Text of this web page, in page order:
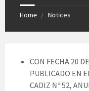
Home Notices
CON FECHA 20
PUBLICADO EN
CADIZ Nº 52,